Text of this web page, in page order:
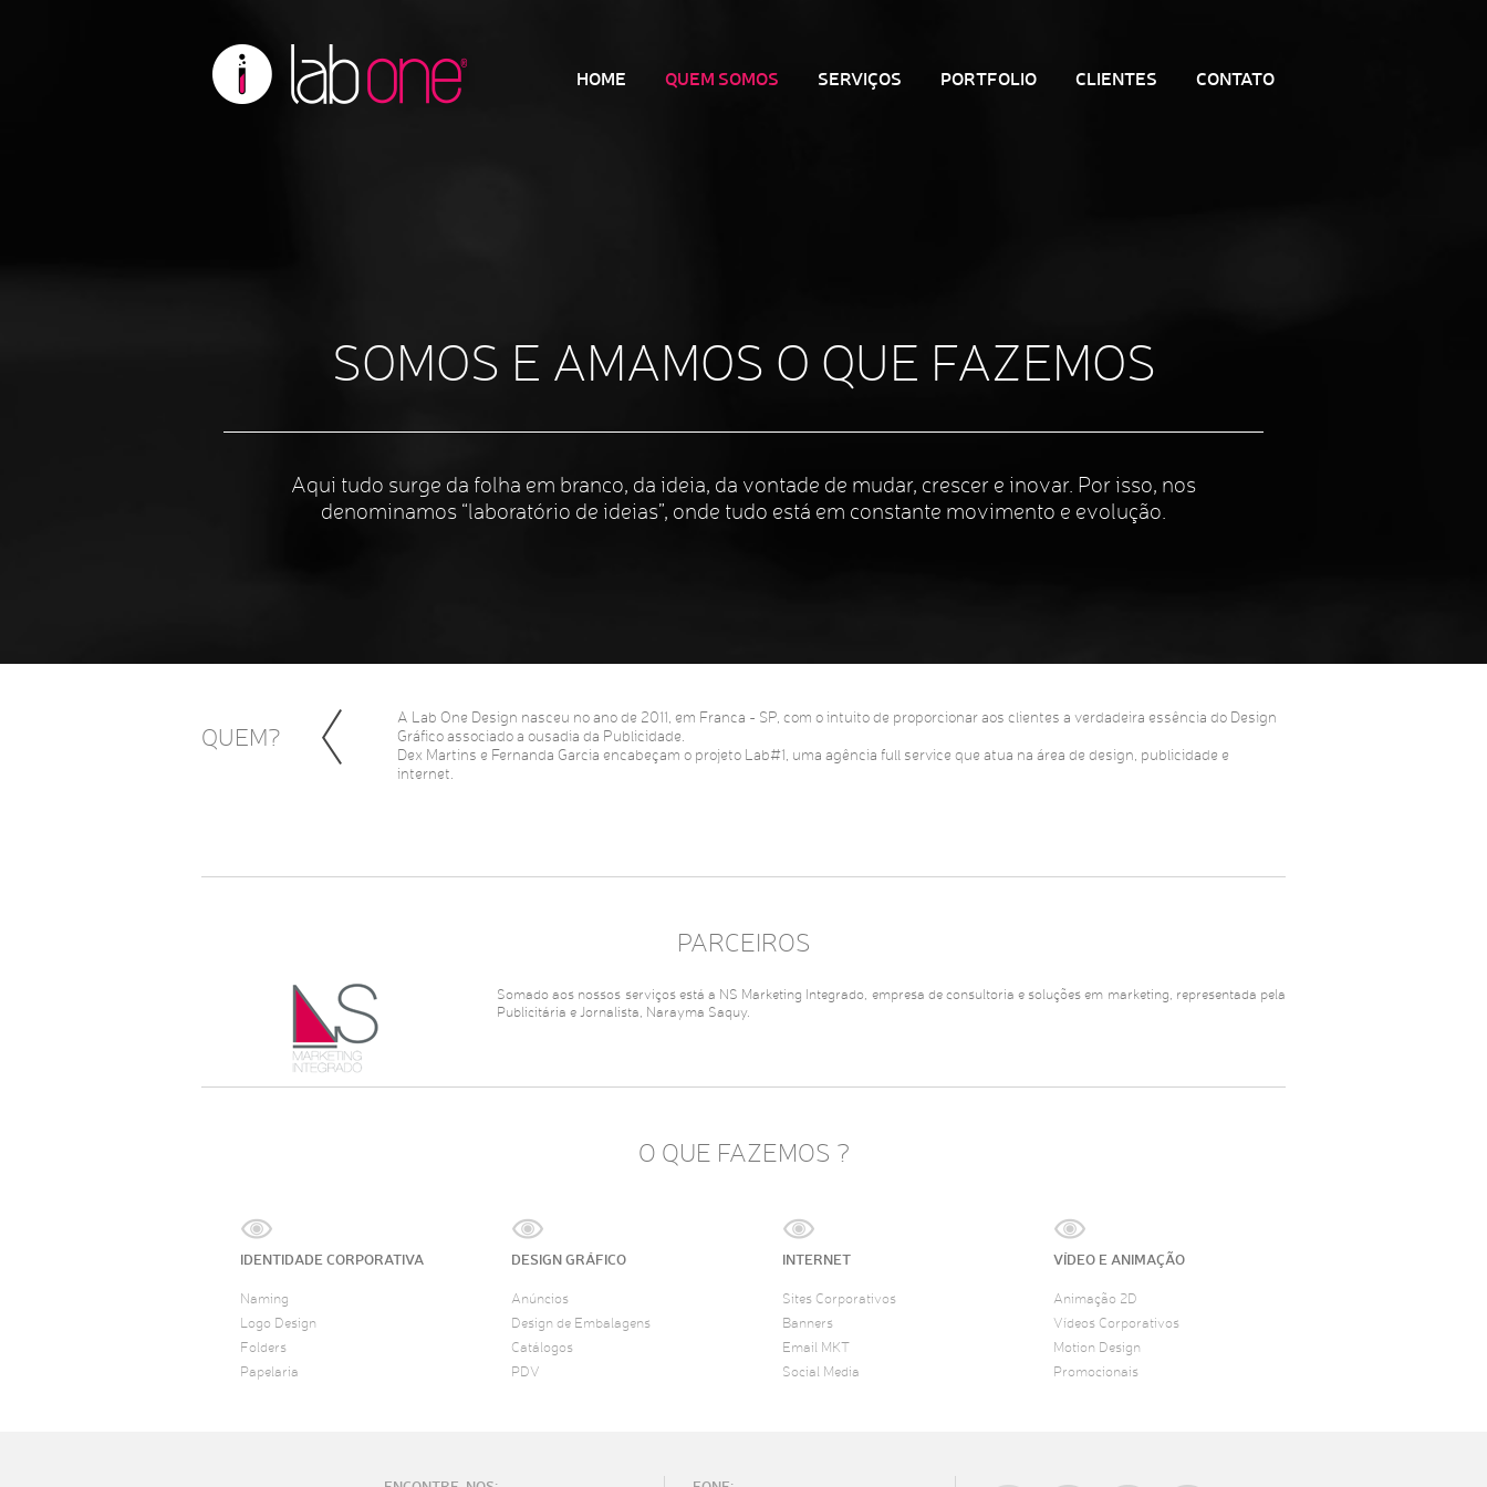
HOME QUEM SOMOS SERVIÇOS PORTFOLIO CLIENTES CONTATO
SOMOS E AMAMOS O QUE FAZEMOS
Aqui tudo surge da folha em branco, da ideia, da vontade de mudar, crescer e inovar. Por isso, nos
denominamos “laboratório de ideias”, onde tudo está em constante movimento e evolução.
QUEM?
A Lab One Design nasceu no ano de 2011, em Franca - SP, com o intuito de proporcionar aos clientes a verdadeira essência do Design
Gráfico associado a ousadia da Publicidade.
Dex Martins e Fernanda Garcia encabeçam o projeto Lab#1, uma agência full service que atua na área de design, publicidade e
internet.
PARCEIROS
Somado aos nossos serviços está a NS Marketing Integrado, empresa de consultoria e soluções em marketing, representada pela
Publicitária e Jornalista, Narayma Saquy.
O QUE FAZEMOS ?
IDENTIDADE CORPORATIVA
Naming
Logo Design
Folders
Papelaria
DESIGN GRÁFICO
Anúncios
Design de Embalagens
Catálogos
PDV
INTERNET
Sites Corporativos
Banners
Email MKT
Social Media
VÍDEO E ANIMAÇÃO
Animação 2D
Vídeos Corporativos
Motion Design
Promocionais